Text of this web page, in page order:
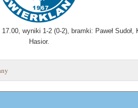
wyniki 1-2 (0-2), bramki: Paweł Sudoł,
Hasior.